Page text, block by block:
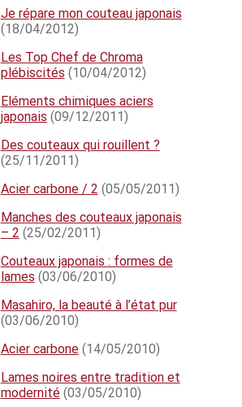
Je répare mon couteau japonais
(18/04/2012)
Les Top Chef de Chroma
plébiscités (10/04/2012)
Eléments chimiques aciers
japonais (09/12/2011)
Des couteaux qui rouillent ?
(25/11/2011)
Acier carbone / 2 (05/05/2011)
Manches des couteaux japonais
– 2 (25/02/2011)
Couteaux japonais : formes de
lames (03/06/2010)
Masahiro, la beauté à l’état pur
(03/06/2010)
Acier carbone(14/05/2010)
Lames noires entre tradition et
modernité(03/05/2010)